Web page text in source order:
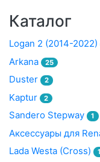
Каталог
Logan 2 (2014-2022)
Arkana 25
Duster 2
Kaptur 2
Sandero Stepway 1
Аксессуары для
Lada Westa (Cross) 1